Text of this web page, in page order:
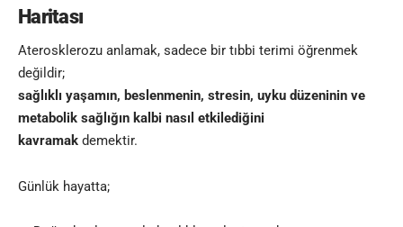
Haritası
Aterosklerozu anlamak, sadece bir tıbbi terimi öğrenmek
değildir;
sağlıklı yaşamın, beslenmenin, stresin, uyku düzeninin ve
metabolik sağlığın kalbi nasıl etkilediğini
kavramak demektir.
Günlük hayatta;